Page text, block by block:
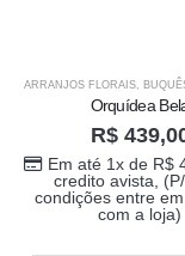
ARRANJOS FLORAIS,
Orquídea
R$
Em até 1x de R$
credito avista,
condições entre
com a loja)